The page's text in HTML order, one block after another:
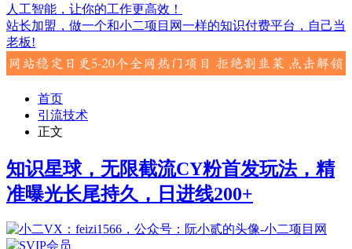
人工智能，让你的工作更高效！
站长加盟，做一个和小二项目网一样的知识付费平台，自己当
老板!
首页
引流技术
正文
知识星球，无限截流CY粉首发玩法，精
准曝光长尾持久，日进线200+